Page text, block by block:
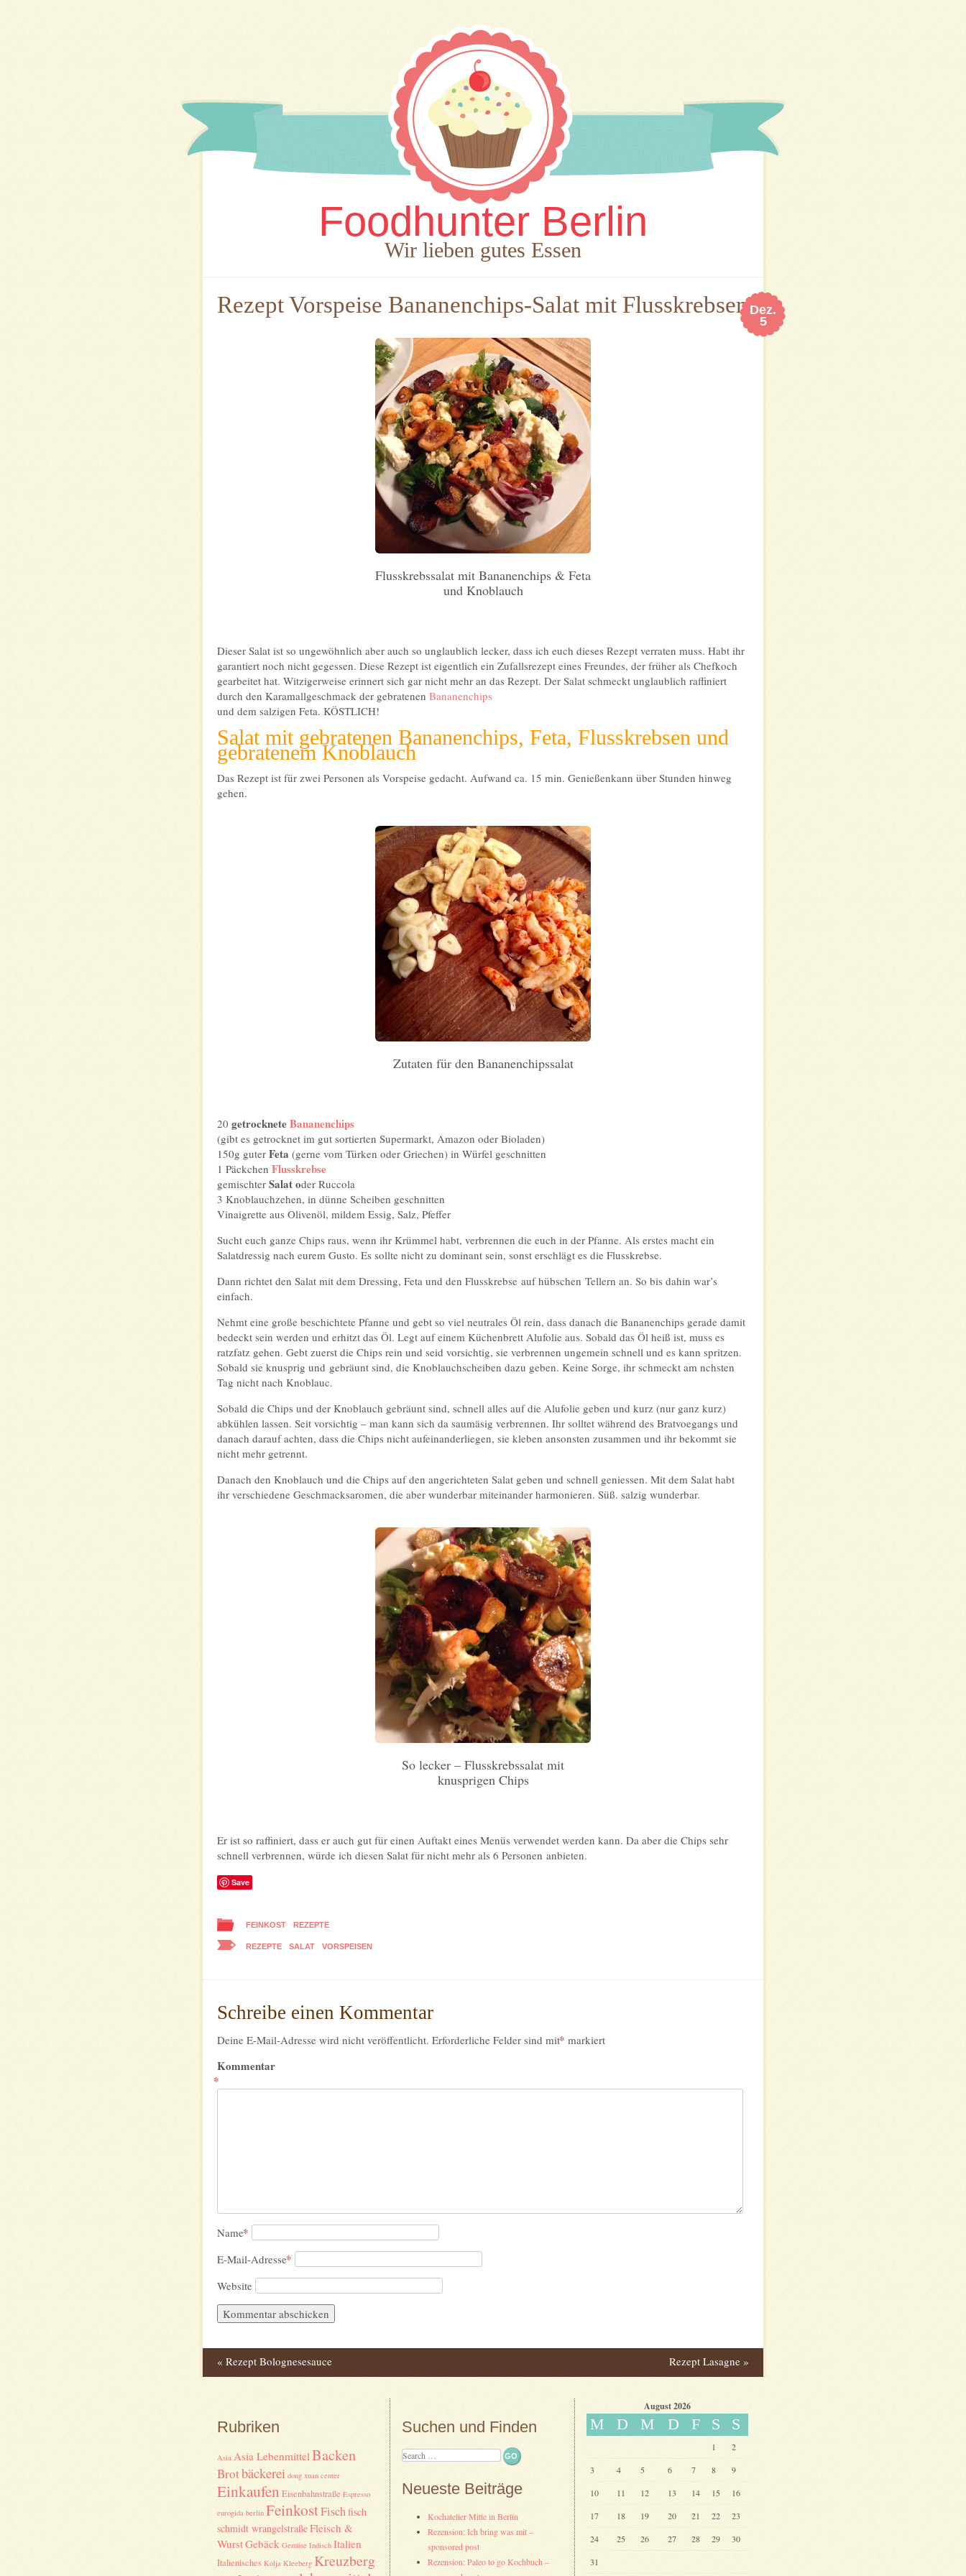
Foodhunter Berlin
Wir lieben gutes Essen
Dez.
5
Rezept Vorspeise Bananenchips-Salat mit Flusskrebsen
Flusskrebssalat mit Bananenchips & Feta
und Knoblauch
Dieser Salat ist so ungewöhnlich aber auch so unglaublich lecker, dass ich euch dieses Rezept verraten muss. Habt ihr
garantiert noch nicht gegessen. Diese Rezept ist eigentlich ein Zufallsrezept eines Freundes, der früher als Chefkoch
gearbeitet hat. Witzigerweise erinnert sich gar nicht mehr an das Rezept. Der Salat schmeckt unglaublich raffiniert
durch den Karamallgeschmack der gebratenen Bananenchips
und dem salzigen Feta. KÖSTLICH!
Salat mit gebratenen Bananenchips, Feta, Flusskrebsen und
gebratenem Knoblauch
Das Rezept ist für zwei Personen als Vorspeise gedacht. Aufwand ca. 15 min. Genießenkann über Stunden hinweg
gehen.
Zutaten für den Bananenchipssalat
20 getrockneteBananenchips
(gibt es getrocknet im gut sortierten Supermarkt, Amazon oder Bioladen)
150g guter Feta (gerne vom Türken oder Griechen) in Würfel geschnitten
1 Päckchen Flusskrebse
gemischter Salat oder Ruccola
3 Knoblauchzehen, in dünne Scheiben geschnitten
Vinaigrette aus Olivenöl, mildem Essig, Salz, Pfeffer
Sucht euch ganze Chips raus, wenn ihr Krümmel habt, verbrennen die euch in der Pfanne. Als erstes macht ein
Salatdressig nach eurem Gusto. Es sollte nicht zu dominant sein, sonst erschlägt es die Flusskrebse.
Dann richtet den Salat mit dem Dressing, Feta und den Flusskrebse auf hübschen Tellern an. So bis dahin war’s
einfach.
Nehmt eine große beschichtete Pfanne und gebt so viel neutrales Öl rein, dass danach die Bananenchips gerade damit
bedeckt sein werden und erhitzt das Öl. Legt auf einem Küchenbrett Alufolie aus. Sobald das Öl heiß ist, muss es
ratzfatz gehen. Gebt zuerst die Chips rein und seid vorsichtig, sie verbrennen ungemein schnell und es kann spritzen.
Sobald sie knusprig und gebräunt sind, die Knoblauchscheiben dazu geben. Keine Sorge, ihr schmeckt am nchsten
Tag nicht nach Knoblauc.
Sobald die Chips und der Knoblauch gebräunt sind, schnell alles auf die Alufolie geben und kurz (nur ganz kurz)
abkühlen lassen. Seit vorsichtig – man kann sich da saumäsig verbrennen. Ihr solltet während des Bratvoegangs und
danach darauf achten, dass die Chips nicht aufeinanderliegen, sie kleben ansonsten zusammen und ihr bekommt sie
nicht mehr getrennt.
Danach den Knoblauch und die Chips auf den angerichteten Salat geben und schnell geniessen. Mit dem Salat habt
ihr verschiedene Geschmacksaromen, die aber wunderbar miteinander harmonieren. Süß. salzig wunderbar.
So lecker – Flusskrebssalat mit
knusprigen Chips
Er ist so raffiniert, dass er auch gut für einen Auftakt eines Menüs verwendet werden kann. Da aber die Chips sehr
schnell verbrennen, würde ich diesen Salat für nicht mehr als 6 Personen anbieten.
Save
FEINKOST REZEPTE
REZEPTE SALAT VORSPEISEN
Schreibe einen Kommentar
Deine E-Mail-Adresse wird nicht veröffentlicht. Erforderliche Felder sind mit* markiert
Kommentar
*
Name*
E-Mail-Adresse*
Website
Post navigation
« Rezept Bolognesesauce Rezept Lasagne »
Rubriken
Asia Asia LebenmittelBacken
Brotbäckerei dong xuan center
Einkaufen Eisenbahnstraße Espresso
eurogida berlin FeinkostFischfisch
schmidt wrangelstraßeFleisch &
WurstGebäck Gemüse Indisch Italien
Italienisches Kolja Kleeberg Kreuzberg
Suchen und Finden
Search
Neueste Beiträge
Kochatelier Mitte in Berlin
Rezension: Ich bring was mit –
sponsored post
Rezension: Paleo to go Kochbuch –
August 2026
M D M D F S S
1
2
3
4 5 6 7 8
9
10
11 12 13 14 15
16
17
18 19 20 21 22
23
24
25 26 27 28 29
30
31